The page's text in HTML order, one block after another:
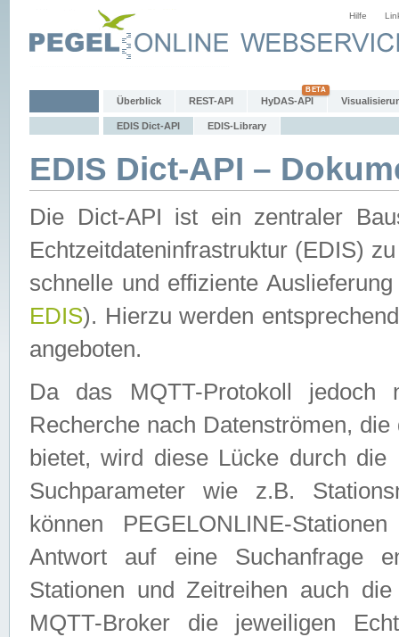
Hilfe
Überblick REST-API HyDAS-API
EDIS Dict-API EDIS-Library
EDIS Dict-API –
Die Dict-API ist ein zentraler
Echtzeitdateninfrastruktur (EDIS)
schnelle und effiziente
EDIS). Hierzu werden
angeboten.
Da das MQTT-Protokoll jedoch
Recherche nach Datenströmen,
bietet, wird diese Lücke durch die
Suchparameter wie z.B.
können PEGELONLINE-
Antwort auf eine Suchanfrage
Stationen und Zeitreihen auch
MQTT-Broker die jeweiligen